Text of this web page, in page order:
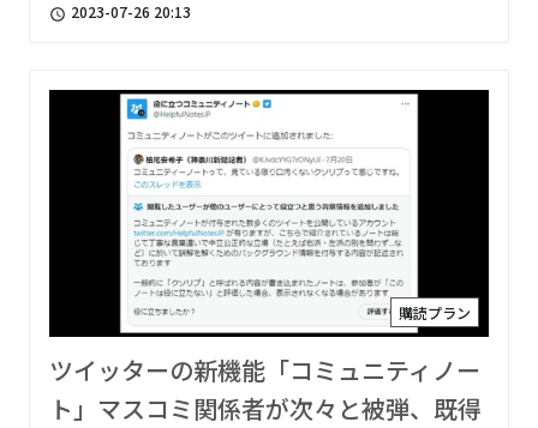
access_time 2023-07-26 20:13
購読プラン
ツイッターの新機能「コミュニティノー
ト」マスコミ関係者が次々と被弾、既得